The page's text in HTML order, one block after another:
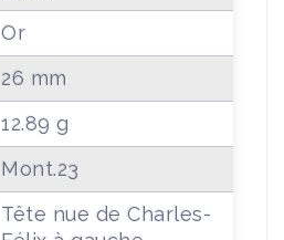
Or
26 mm
12.89 g
Mont.23
Tête nue de Charles-